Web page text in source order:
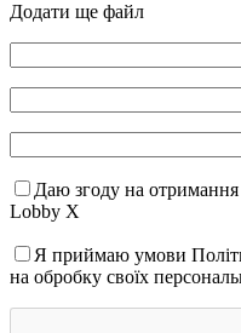
Додати ще файл
Даю згоду на отримання
Lobby X
Я приймаю умови
на обробку своїх